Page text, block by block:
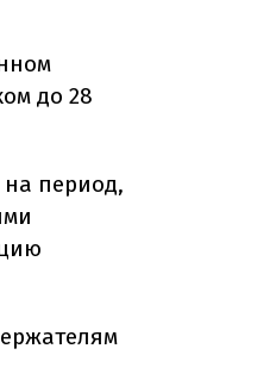
до 28
период,